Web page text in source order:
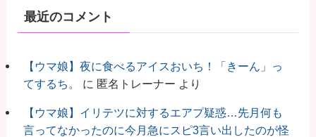
最近のコメント
【ウマ娘】夜に食べるアイスおいち！「きーん」っ
てするち。
に 匿名トレーナー より
【ウマ娘】イリテツに対するエアプ疑惑…先月何も
言ってなかったのに今月急にスピ3言い出したのが怪